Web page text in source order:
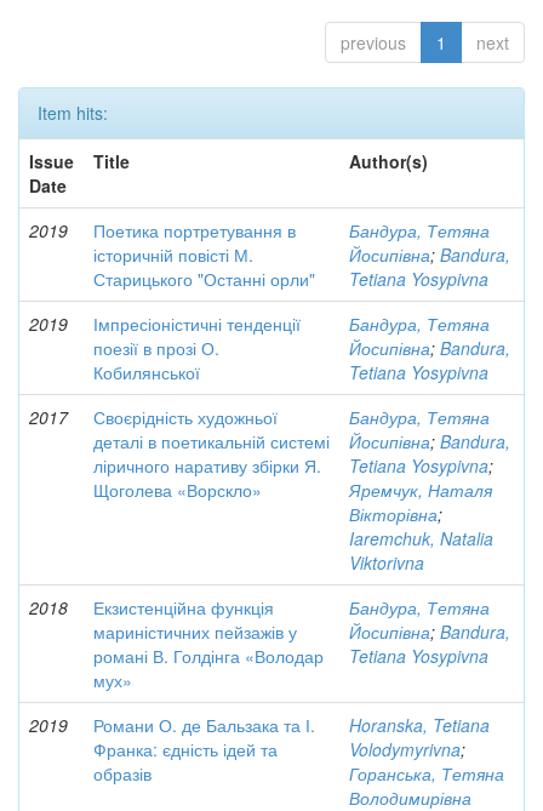
previous 1 next
Item hits:
Issue
Date
Title Author(s)
2019
Поетика портретування в
історичній повісті М.
Старицького "Останні орли"
Бандура, Тетяна
Йосипівна; Bandura,
Tetiana Yosypivna
2019
Імпресіоністичні тенденції
поезії в прозі О.
Кобилянської
Бандура, Тетяна
Йосипівна; Bandura,
Tetiana Yosypivna
2017
Своєрідність художньої
деталі в поетикальній системі
ліричного наративу збірки Я.
Щоголева «Ворскло»
Бандура, Тетяна
Йосипівна; Bandura,
Tetiana Yosypivna;
Яремчук, Наталя
Вікторівна;
Iaremchuk, Natalia
Viktorivna
2018
Екзистенційна функція
мариністичних пейзажів у
романі В. Голдінга «Володар
мух»
Бандура, Тетяна
Йосипівна; Bandura,
Tetiana Yosypivna
2019
Романи О. де Бальзака та І.
Франка: єдність ідей та
образів
Horanska, Tetiana
Volodymyrivna;
Горанська, Тетяна
Володимирівна